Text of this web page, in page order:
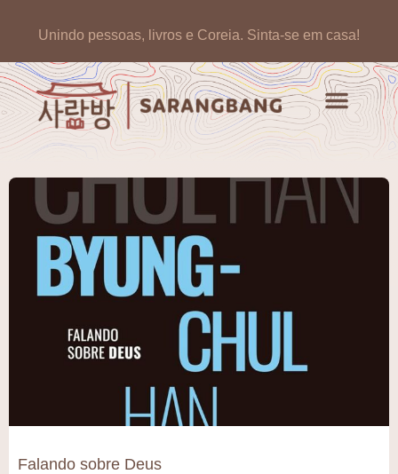
Unindo pessoas, livros e Coreia. Sinta-se em casa!
Falando sobre Deus